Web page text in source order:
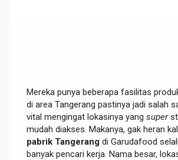
Mereka punya beberapa fasilitas
di area Tangerang pastinya jadi salah
vital mengingat lokasinya yang super
mudah diakses. Makanya, gak heran
pabrik Tangerang di Garudafood
banyak pencari kerja. Nama besar,